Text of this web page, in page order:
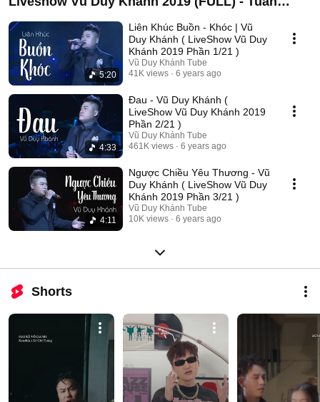
Hưng , Đạt G , Dương Hoàng Yến
5:20
Liên Khúc Buồn - Khóc | Vũ
Duy Khánh ( LiveShow Vũ Duy
Khánh 2019 Phần 1/21 )
Vũ Duy Khánh Tube
41K views
6 years ago
4:33
Đau - Vũ Duy Khánh (
LiveShow Vũ Duy Khánh 2019
Phần 2/21 )
Vũ Duy Khánh Tube
461K views
6 years ago
4:11
Ngược Chiều Yêu Thương - Vũ
Duy Khánh ( LiveShow Vũ Duy
Khánh 2019 Phần 3/21 )
Vũ Duy Khánh Tube
10K views
6 years ago
Shorts